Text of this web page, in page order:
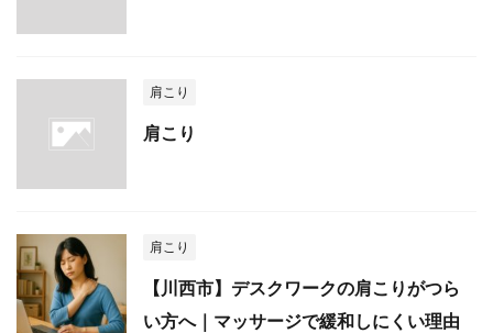
肩こり
肩こり
肩こり
【川西市】デスクワークの肩こりがつら
い方へ｜マッサージで緩和しにくい理由